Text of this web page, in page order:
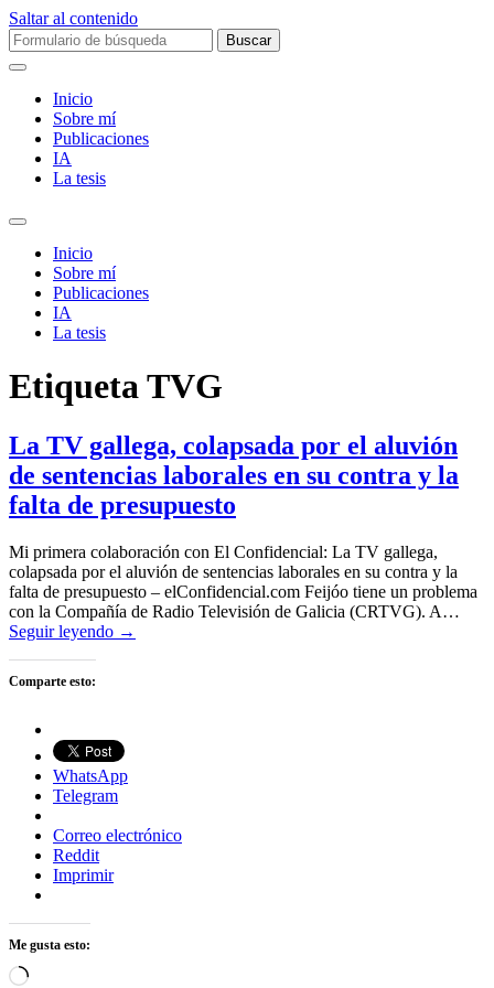
Saltar al contenido
Buscar:
Inicio
Sobre mí­
Publicaciones
IA
La tesis
Alternar
campo
búsqueda
Inicio
Sobre mí­
Publicaciones
IA
La tesis
EtiquetaTVG
La TV gallega, colapsada por el aluvión
de sentencias laborales en su contra y la
falta de presupuesto
Mi primera colaboración con El Confidencial: La TV gallega,
colapsada por el aluvión de sentencias laborales en su contra y la
falta de presupuesto – elConfidencial.com Feijóo tiene un problema
con la Compañía de Radio Televisión de Galicia (CRTVG). A…
Seguir leyendo →
Comparte esto:
WhatsApp
Telegram
Correo electrónico
Reddit
Imprimir
Me gusta esto:
Cargando...